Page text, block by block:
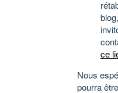
ce
Nous
pourra